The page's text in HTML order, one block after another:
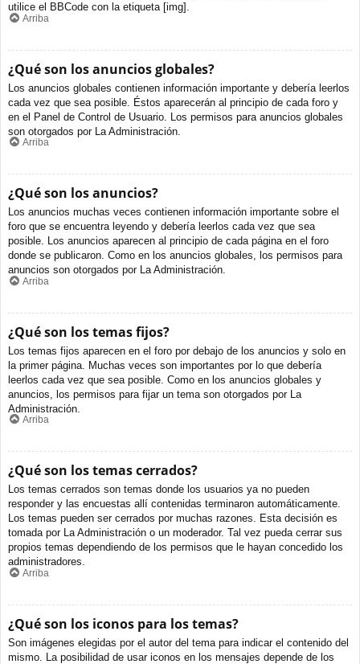
utilice el BBCode con la etiqueta [img].
Arriba
¿Qué son los anuncios globales?
Los anuncios globales contienen información importante y debería leerlos
cada vez que sea posible. Éstos aparecerán al principio de cada foro y
en el Panel de Control de Usuario. Los permisos para anuncios globales
son otorgados por La Administración.
Arriba
¿Qué son los anuncios?
Los anuncios muchas veces contienen información importante sobre el
foro que se encuentra leyendo y debería leerlos cada vez que sea
posible. Los anuncios aparecen al principio de cada página en el foro
donde se publicaron. Como en los anuncios globales, los permisos para
anuncios son otorgados por La Administración.
Arriba
¿Qué son los temas fijos?
Los temas fijos aparecen en el foro por debajo de los anuncios y solo en
la primer página. Muchas veces son importantes por lo que debería
leerlos cada vez que sea posible. Como en los anuncios globales y
anuncios, los permisos para fijar un tema son otorgados por La
Administración.
Arriba
¿Qué son los temas cerrados?
Los temas cerrados son temas donde los usuarios ya no pueden
responder y las encuestas allí contenidas terminaron automáticamente.
Los temas pueden ser cerrados por muchas razones. Esta decisión es
tomada por La Administración o un moderador. Tal vez pueda cerrar sus
propios temas dependiendo de los permisos que le hayan concedido los
administradores.
Arriba
¿Qué son los iconos para los temas?
Son imágenes elegidas por el autor del tema para indicar el contenido del
mismo. La posibilidad de usar iconos en los mensajes depende de los